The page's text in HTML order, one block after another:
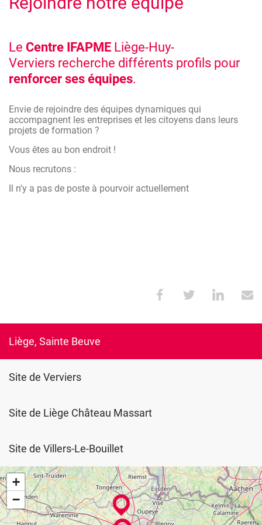
Le Centre IFAPME Liège-Huy-
Verviers recherche différents profils pour
renforcer ses équipes.
Envie de rejoindre des équipes dynamiques qui
accompagnent les entreprises et les citoyens dans leurs
projets de formation ?
Vous êtes au bon endroit !
Nous recrutons :
Il n'y a pas de poste à pourvoir actuellement
+
−
Liège, Sainte Beuve
Site de Verviers
Site de Liège Château Massart
Site de Villers-Le-Bouillet